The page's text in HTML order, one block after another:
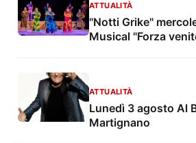
ATTUALITÀ
"Notti Grike"
Musical "Forza
ATTUALITÀ
Lunedì 3 agosto Al
Martignano